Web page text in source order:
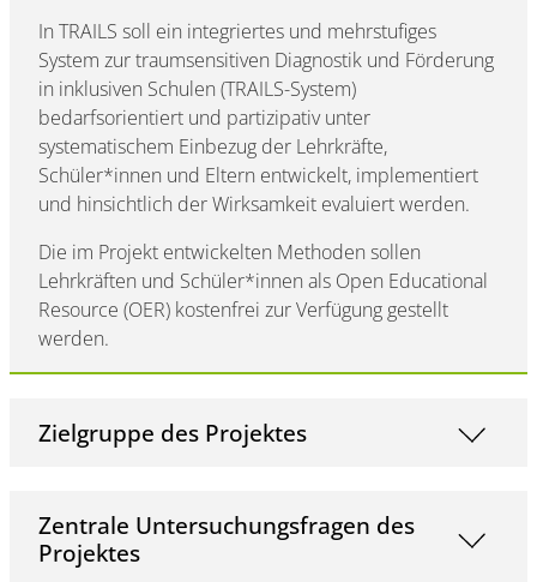
In TRAILS soll ein integriertes und mehrstufiges
System zur traumsensitiven Diagnostik und Förderung
in inklusiven Schulen (TRAILS-System)
bedarfsorientiert und partizipativ unter
systematischem Einbezug der Lehrkräfte,
Schüler*innen und Eltern entwickelt, implementiert
und hinsichtlich der Wirksamkeit evaluiert werden.
Die im Projekt entwickelten Methoden sollen
Lehrkräften und Schüler*innen als Open Educational
Resource (OER) kostenfrei zur Verfügung gestellt
werden.
Zielgruppe des Projektes
Zentrale Untersuchungsfragen des
Projektes